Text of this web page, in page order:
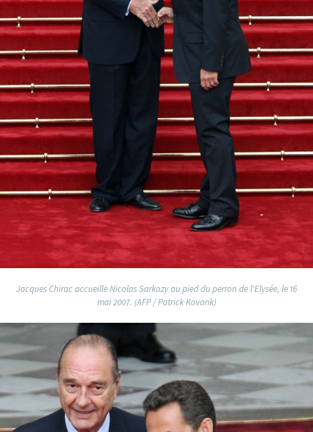
Jacques Chirac accueille Nicolas Sarkozy au pied du perron de l'Elysée, le 16
mai 2007. (AFP / Patrick Kovarik)